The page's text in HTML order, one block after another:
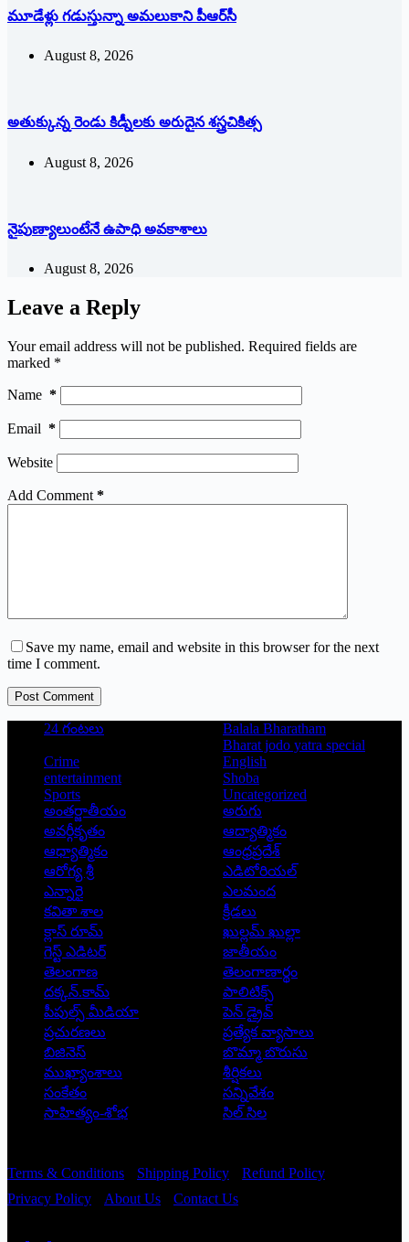
మూడేళ్లు గ‌డుస్తున్నా అమ‌లుకాని పీఆర్‌సీ
August 8, 2026
అతుక్కున్న రెండు కిడ్నీలకు అరుదైన శస్త్రచికిత్స
August 8, 2026
నైపుణ్యాలుంటేనే ఉపాధి అవకాశాలు
August 8, 2026
Leave a Reply
Your email address will not be published. Required fields are
marked *
Name *
Email *
Website
Add Comment *
Save my name, email and website in this browser for the next
time I comment.
Post Comment
24 గంటలు
Balala Bharatham
Bharat jodo yatra special
Crime
English
entertainment
Shoba
Sports
Uncategorized
అంతర్జాతీయం
అరుగు
అవర్గీకృతం
ఆద్యాత్మికం
ఆధ్యాత్మికం
ఆంధ్రప్రదేశ్
ఆరోగ్య శ్రీ
ఎడిటోరియల్
ఎన్నారై
ఎలమంద
కవితా శాల
క్రీడలు
క్లాస్ రూమ్
ఖుల్లమ్ ఖుల్లా
గెస్ట్ ఎడిటర్
జాతీయం
తెలంగాణ
తెలంగాణార్థం
దక్కన్.కామ్
పాలిటిక్స్
పీపుల్స్ ‌మీడియా
పెన్ డ్రైవ్
ప్రచురణలు
ప్రత్యేక వ్యాసాలు
బిజినెస్
బొమ్మా బొరుసు
ముఖ్యాంశాలు
శీర్షికలు
సంకేతం
సన్నివేశం
సాహిత్యం-శోభ
సిల్ సిల
Terms & Conditions Shipping Policy
Refund Policy
Privacy Policy
About Us Contact Us